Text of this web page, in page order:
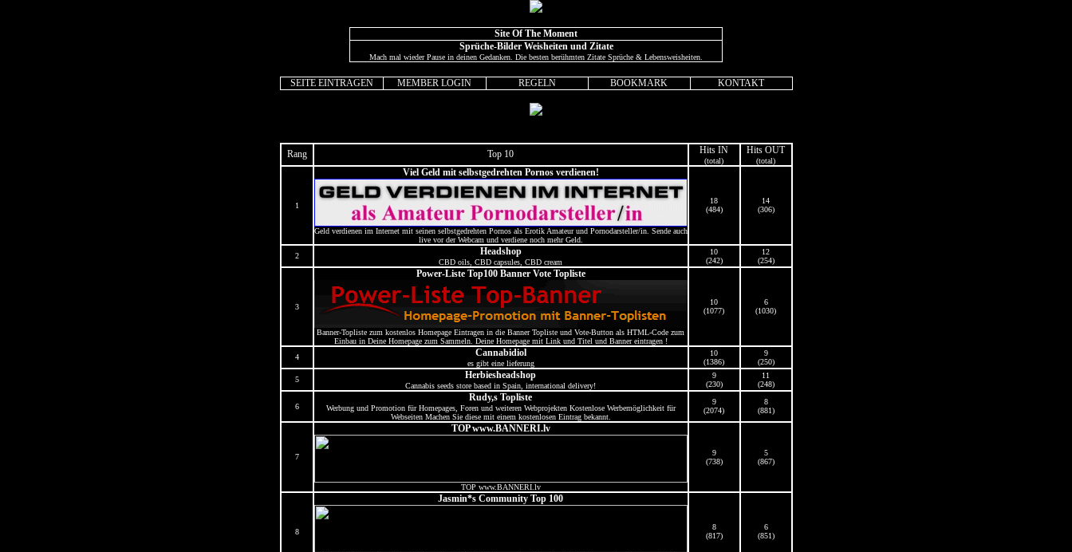
Site Of The Moment
Sprüche-Bilder Weisheiten und Zitate
Mach mal wieder Pause in deinen Gedanken. Die besten berühmten Zitate Sprüche & Lebensweisheiten.
SEITE EINTRAGEN MEMBER LOGIN REGELN BOOKMARK KONTAKT
Rang Top 10 Hits IN
(total)
Hits OUT
(total)
1
Viel Geld mit selbstgedrehten Pornos verdienen!
Geld verdienen im Internet mit seinen selbstgedrehten Pornos als Erotik Amateur und Pornodarsteller/in. Sende auch
live vor der Webcam und verdiene noch mehr Geld.
18
(484)
14
(306)
2 Headshop
CBD oils, CBD capsules, CBD cream
10
(242)
12
(254)
3
Power-Liste Top100 Banner Vote Topliste
Banner-Topliste zum kostenlos Homepage Eintragen in die Banner Topliste und Vote-Button als HTML-Code zum
Einbau in Deine Homepage zum Sammeln. Deine Homepage mit Link und Titel und Banner eintragen !
10
(1077)
6
(1030)
4 Cannabidiol
es gibt eine lieferung
10
(1386)
9
(250)
5
Herbiesheadshop
Cannabis seeds store based in Spain, international delivery!
9
(230)
11
(248)
6
Rudy,s Topliste
Werbung und Promotion für Homepages, Foren und weiteren Webprojekten Kostenlose Werbemöglichkeit für
Webseiten Machen Sie diese mit einem kostenlosen Eintrag bekannt.
9
(2074)
8
(881)
7
TOP www.BANNERI.lv
TOP www.BANNERI.lv
9
(738)
5
(867)
8
Jasmin*s Community Top 100
8
(817)
6
(851)